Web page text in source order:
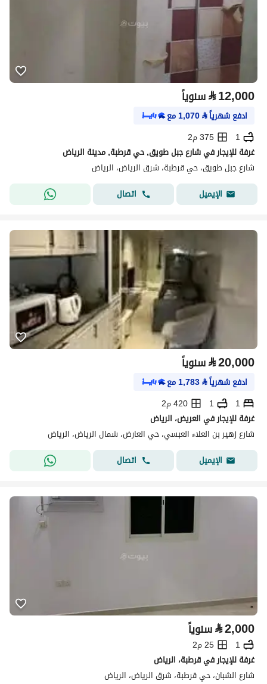
⃁12,000 سنوياً
ادفع شهرياً⃁
1,070مع
1
375 م2
غرفة للإيجار في شارع جبل طويق, حي قرطبة, مدينة الرياض
شارع جبل طويق، حي قرطبة، شرق الرياض، الرياض
الإيميل
اتصال
⃁20,000 سنوياً
ادفع شهرياً⃁
1,783مع
1
1
420 م2
غرفة للإيجار في العريض، الرياض
شارع زهير بن العلاء العبسي، حي العارض، شمال الرياض، الرياض
الإيميل
اتصال
⃁2,000 سنوياً
1
25 م2
غرفة للإيجار في قرطبة، الرياض
شارع الشبان، حي قرطبة، شرق الرياض، الرياض